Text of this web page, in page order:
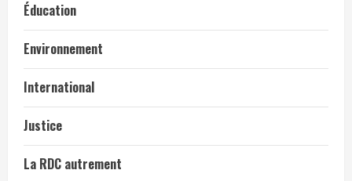
Éducation
Environnement
International
Justice
La RDC autrement